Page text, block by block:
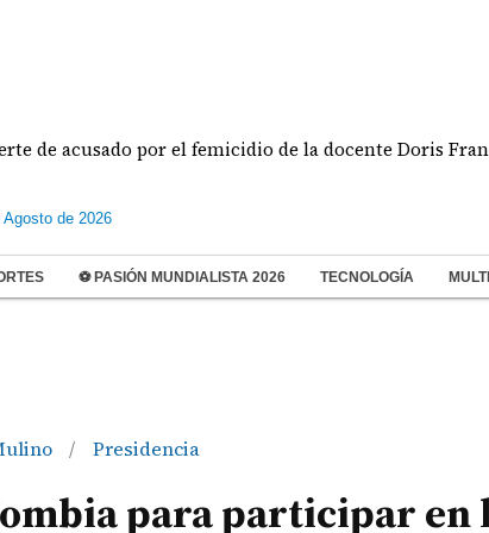
por el femicidio de la docente Doris Franco
de 2026
⚽ PASIÓN MUNDIALISTA 2026 TECNOLOGÍA
/ Presidencia
para participar en